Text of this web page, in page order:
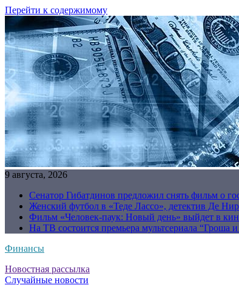
Перейти к содержимому
9 августа, 2026
Сенатор Гибатдинов предложил снять фильм о
Женский футбол в «Теде Лассо», детектив Де
Фильм «Человек-паук: Новый день» выйдет в
На ТВ состоится премьера мультсериала “Гроша
Финансы
Новостная рассылка
Случайные новости